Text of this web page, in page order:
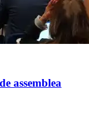
assemblea